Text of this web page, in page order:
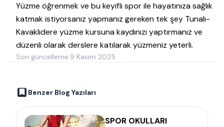
Yüzme öğrenmek ve bu keyifli spor ile hayatınıza sağlık
katmak istiyorsanız yapmanız gereken tek şey Tunalı-
Kavaklıdere yüzme kursuna kaydınızı yaptırmanız ve
düzenli olarak derslere katılarak yüzmeniz yeterli.
Son güncelleme:9 Kasım 2025
Benzer Blog Yazıları
SPOR OKULLARI